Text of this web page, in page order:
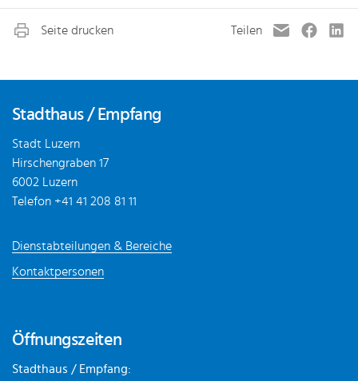
Stadthaus / Empfang
Stadt Luzern
Hirschengraben 17
6002 Luzern
Telefon +41 41 208 81 11
Dienstabteilungen & Bereiche
Kontaktpersonen
Öffnungszeiten
Stadthaus / Empfang: